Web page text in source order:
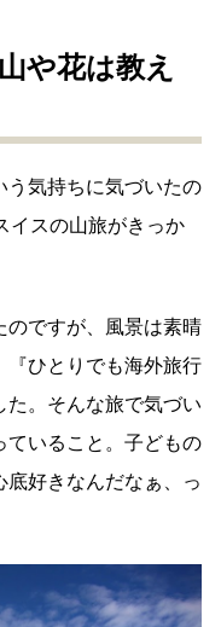
や花は教え
う気持ちに気づいたの
イスの山旅がきっか
のですが、風景は素晴
『ひとりでも海外旅行
。そんな旅で気づい
ていること。子どもの
好きなんだなぁ、っ